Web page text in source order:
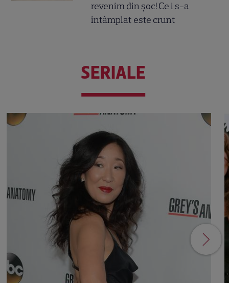
revenim din șoc! Ce i s-a
întâmplat este crunt
SERIALE